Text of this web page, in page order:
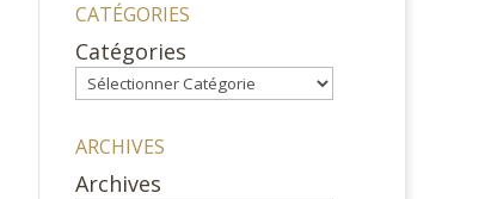
CATÉGORIES
Catégories
ARCHIVES
Archives